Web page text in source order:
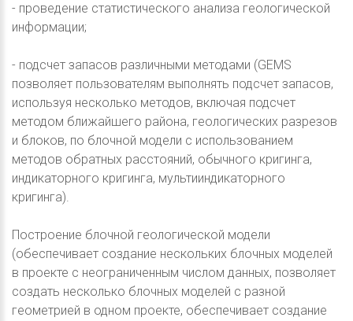
- проведение статистического анализа геологической
информации;
- подсчет запасов различными методами (GEMS
позволяет пользователям выполнять подсчет запасов,
используя несколько методов, включая подсчет
методом ближайшего района, геологических разрезов
и блоков, по блочной модели с использованием
методов обратных расстояний, обычного кригинга,
индикаторного кригинга, мультииндикаторного
кригинга).
Построение блочной геологической модели
(обеспечивает создание нескольких блочных моделей
в проекте с неограниченным числом данных, позволяет
создать несколько блочных моделей с разной
геометрией в одном проекте, обеспечивает создание